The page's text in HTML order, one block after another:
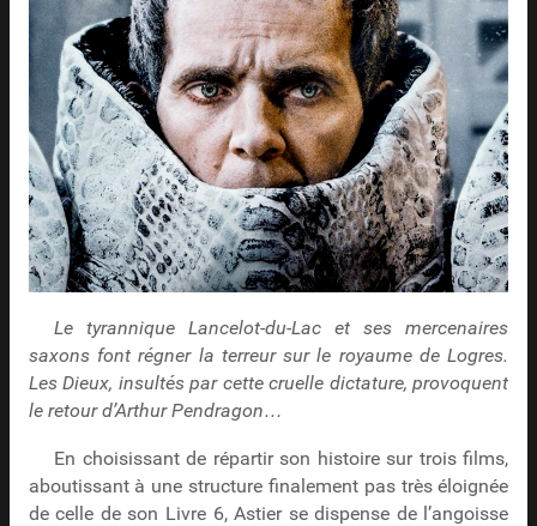
Le tyrannique Lancelot-du-Lac et ses mercenaires
saxons font régner la terreur sur le royaume de Logres.
Les Dieux, insultés par cette cruelle dictature, provoquent
le retour d’Arthur Pendragon…
En choisissant de répartir son histoire sur trois films,
aboutissant à une structure finalement pas très éloignée
de celle de son Livre 6, Astier se dispense de l’angoisse